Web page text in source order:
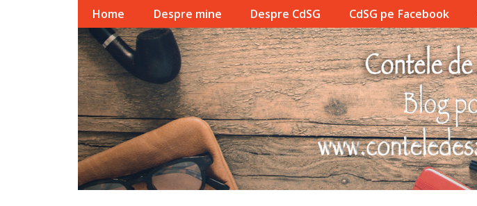
Home Despre mine Despre CdSG CdSG pe Facebook